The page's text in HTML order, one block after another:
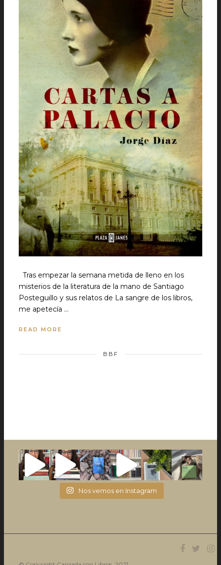
Tras empezar la semana metida de lleno en los
misterios de la literatura de la mano de Santiago
Posteguillo y sus relatos de La sangre de los libros,
me apetecía …
READ MORE
BBF
Nos vemos en Instagram